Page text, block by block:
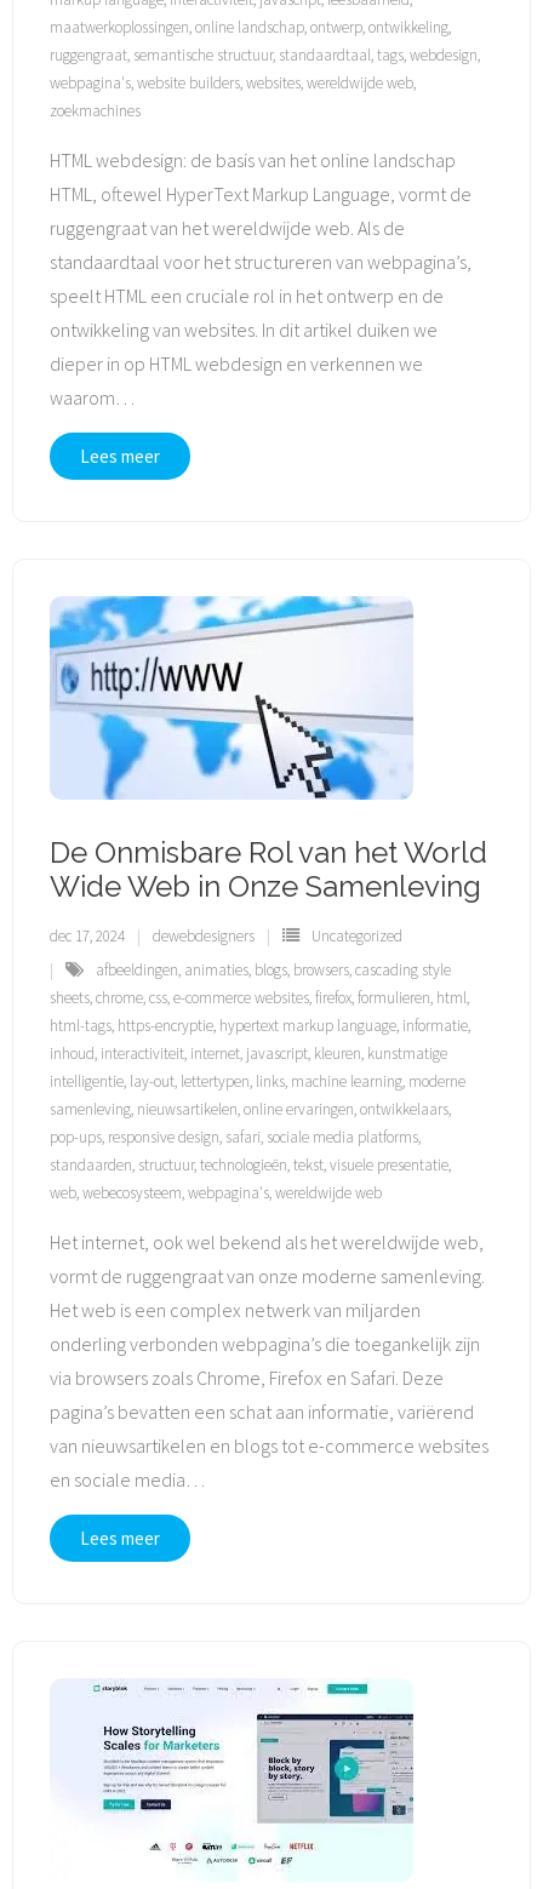
maatwerkoplossingen,online landschap,ontwerp,ontwikkeling,
ruggengraat, semantische structuur, standaardtaal,tags,webdesign,
webpagina's,website builders,websites,wereldwijde web,
zoekmachines
HTML webdesign: de basis van het online landschap
HTML, oftewel HyperText Markup Language, vormt de
ruggengraat van het wereldwijde web. Als de
standaardtaal voor het structureren van webpagina’s,
speelt HTML een cruciale rol in het ontwerp en de
ontwikkeling van websites. In dit artikel duiken we
dieper in op HTML webdesign en verkennen we
waarom…
Lees meer
De Onmisbare Rol van het World
Wide Web in Onze Samenleving
dec 17, 2024 dewebdesigners
Uncategorized
afbeeldingen, animaties, blogs, browsers,cascading style
sheets,chrome,css,e-commerce websites,firefox,formulieren, html,
html-tags, https-encryptie, hypertext markup language, informatie,
inhoud, interactiviteit, internet, javascript, kleuren, kunstmatige
intelligentie, lay-out, lettertypen, links, machine learning, moderne
samenleving, nieuwsartikelen,online ervaringen,ontwikkelaars,
pop-ups, responsive design, safari, sociale media platforms,
standaarden, structuur,technologieën,tekst,visuele presentatie,
web,webecosysteem,webpagina's,wereldwijde web
Het internet, ook wel bekend als het wereldwijde web,
vormt de ruggengraat van onze moderne samenleving.
Het web is een complex netwerk van miljarden
onderling verbonden webpagina’s die toegankelijk zijn
via browsers zoals Chrome, Firefox en Safari. Deze
pagina’s bevatten een schat aan informatie, variërend
van nieuwsartikelen en blogs tot e-commerce websites
en sociale media…
Lees meer